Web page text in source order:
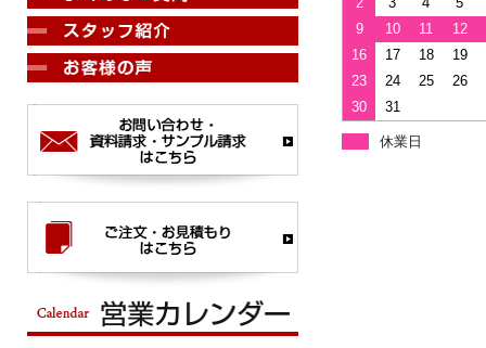
9
10 11
12
16
17 18
19
23
24 25
26
30
31
休業日